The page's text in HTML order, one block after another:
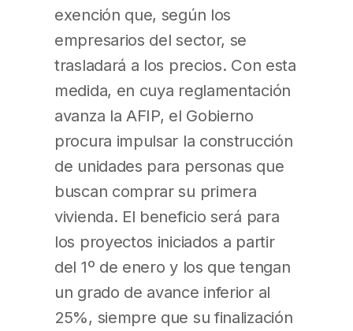
exención que, según los
empresarios del sector, se
trasladará a los precios. Con esta
medida, en cuya reglamentación
avanza la AFIP, el Gobierno
procura impulsar la construcción
de unidades para personas que
buscan comprar su primera
vivienda. El beneficio será para
los proyectos iniciados a partir
del 1º de enero y los que tengan
un grado de avance inferior al
25%, siempre que su finalización